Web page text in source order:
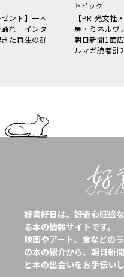
ント】一木
れ」インタ
た再生の群
トピック
【PR 光文社
房・ミネルヴ
朝日新聞1面
ルマガ読者計
好書好日は、好奇心旺盛
る本の情報サイトです。
映画やアート、食などの
の本の紹介から、朝日新
と本の出会いをお手伝いし